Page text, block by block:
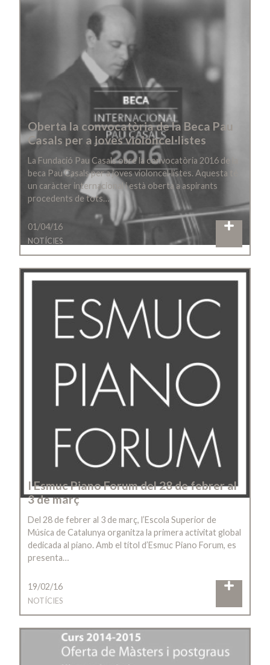
Oberta la convocatòria de la Beca Pau
Casals per a joves violoncel·listes
La Fundació Pau Casals obre la convocatòria 2016 de la
beca Pau Casals per a joves violoncel·listes. Aquesta té
un caràcter internacional i està oberta a aspirants
procedents de tots…
01/04/16
NOTÍCIES
I Esmuc Piano Forum del 28 de febrer al
3 de març
Del 28 de febrer al 3 de març, l’Escola Superior de
Música de Catalunya organitza la primera activitat global
dedicada al piano. Amb el títol d’Esmuc Piano Forum, es
presenta…
19/02/16
NOTÍCIES